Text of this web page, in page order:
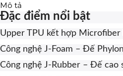
Mô tả
Đặc điểm nổi bật
Upper TPU kết hợp Microfiber
Công nghệ J-Foam – Đế
Công nghệ J-Rubber – Đế